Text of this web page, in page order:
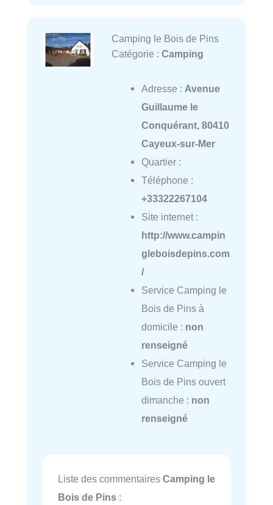
Camping le Bois de Pins
Catégorie : Camping
Adresse : Avenue
Guillaume le
Conquérant, 80410
Cayeux-sur-Mer
Quartier :
Téléphone :
+33322267104
Site internet :
http://www.campin
gleboisdepins.com
/
Service Camping le
Bois de Pins à
domicile : non
renseigné
Service Camping le
Bois de Pins ouvert
dimanche : non
renseigné
Liste des commentaires Camping le
Bois de Pins :